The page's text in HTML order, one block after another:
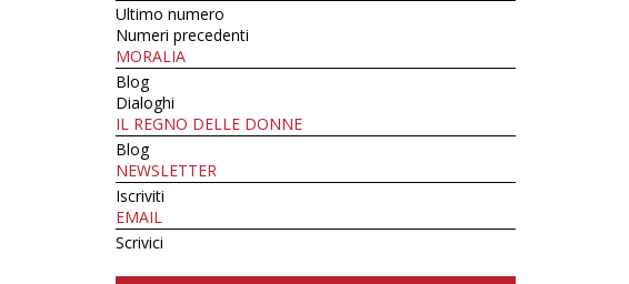
Ultimo numero
Numeri precedenti
MORALIA
Blog
Dialoghi
IL REGNO DELLE DONNE
Blog
NEWSLETTER
Iscriviti
EMAIL
Scrivici